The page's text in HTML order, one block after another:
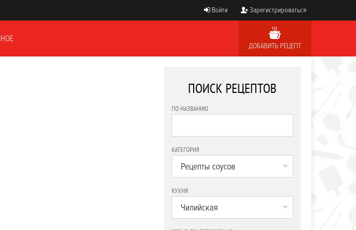
Войти Зарегистрироваться
ДОБАВИТЬ РЕЦЕПТ
ПОИСК РЕЦЕПТОВ
ПО НАЗВАНИЮ
КАТЕГОРИЯ
Рецепты соусов
КУХНЯ
Чилийская